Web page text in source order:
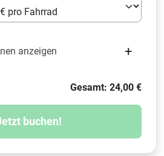
anzeigen +
Gesamt: 24,00 €
buchen!